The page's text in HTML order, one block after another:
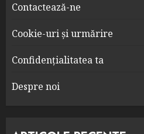
Contactează-ne
Cookie-uri și urmărire
Confidențialitatea ta
Despre noi